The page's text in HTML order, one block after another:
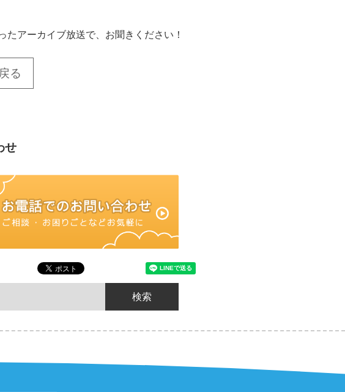
アーカイブ放送で、お聞きください！
る
せ